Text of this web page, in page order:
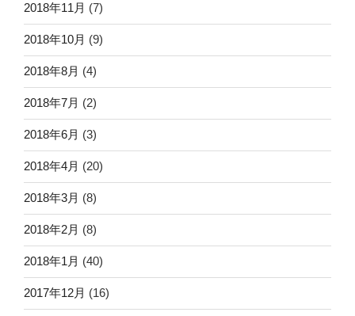
2018年11月 (7)
2018年10月 (9)
2018年8月 (4)
2018年7月 (2)
2018年6月 (3)
2018年4月 (20)
2018年3月 (8)
2018年2月 (8)
2018年1月 (40)
2017年12月 (16)